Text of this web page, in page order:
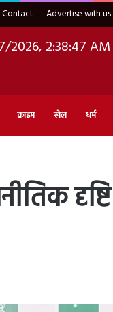
Contact Advertise with us
2026, 2:38:48 AM
क्राइम खेल धर्म